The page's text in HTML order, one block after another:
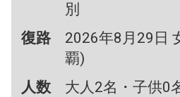
別
復路
2026年8月29日
覇)
人数
大人2名・子供0